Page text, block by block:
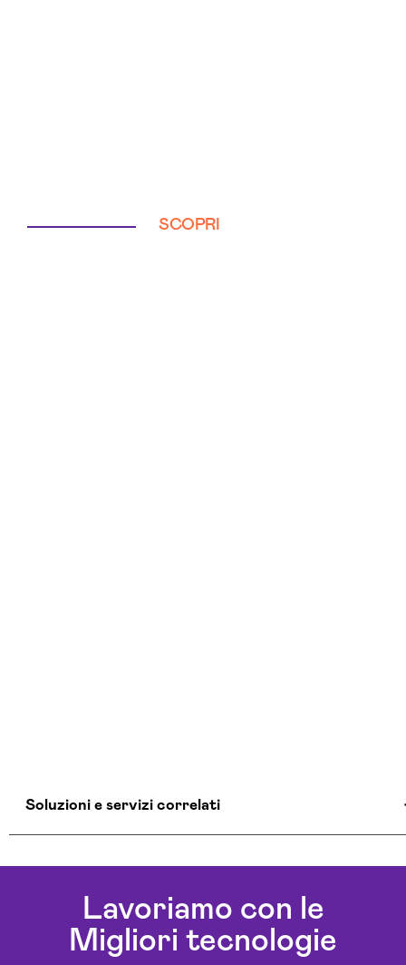
SCOPRI
Soluzioni e servizi correlati
Agenti Ai Avellino
Assistente Virtuale Ai Avellino
Automazione Ai Avellino
Lavoriamo con le
Migliori tecnologie